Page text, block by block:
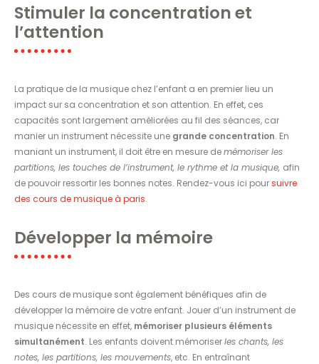
Stimuler la concentration et
l’attention
La pratique de la musique chez l’enfant a en premier lieu un
impact sur sa concentration et son attention. En effet, ces
capacités sont largement améliorées au fil des séances, car
manier un instrument nécessite une grande concentration. En
maniant un instrument, il doit être en mesure demémoriser les
partitions, les touches de l’instrument, le rythme et la musique, afin
de pouvoir ressortir les bonnes notes. Rendez-vous ici poursuivre
des cours de musique à paris.
Développer la mémoire
Des cours de musique sont également bénéfiques afin de
développer la mémoire de votre enfant. Jouer d’un instrument de
musique nécessite en effet, mémoriser plusieurs éléments
simultanément. Les enfants doivent mémoriserles chants, les
notes, les partitions, les mouvements, etc. En entraînant